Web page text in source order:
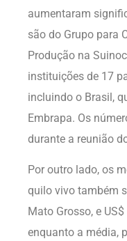
aumentaram
são do Grupo para
Produção na
instituições de 17
incluindo o Brasil,
Embrapa. Os
durante a reunião
Por outro lado, os
quilo vivo também
Mato Grosso, e
enquanto a média,